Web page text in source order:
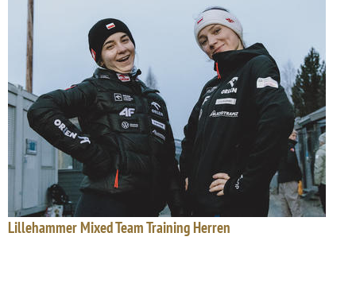
Lillehammer Mixed Team Training Herren